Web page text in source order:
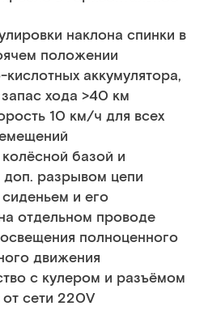
наклона спинки в
положении
аккумулятора,
хода >40 км
10 км/ч для всех
базой и
разрывом цепи
и его
отдельном проводе
полноценного
движения
с кулером и разъёмом
сети 220V